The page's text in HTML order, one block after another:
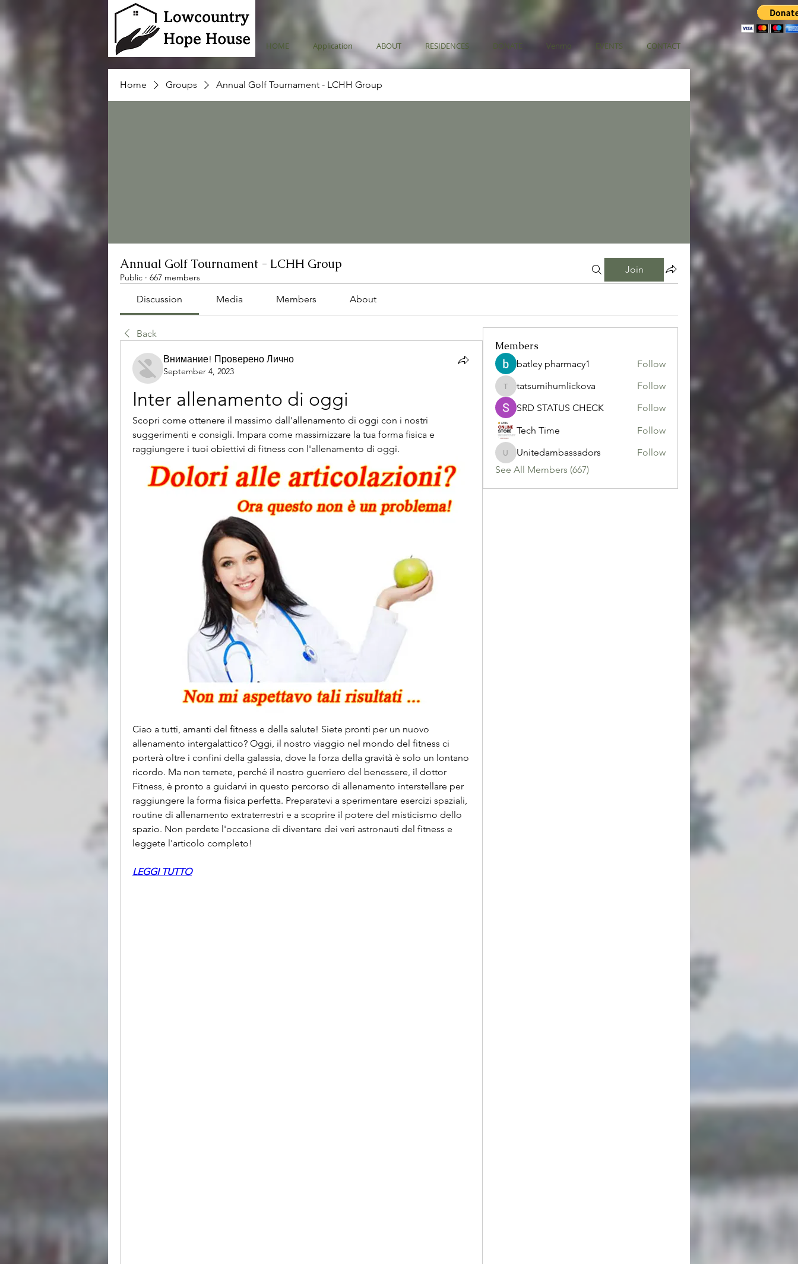
HOME Application ABOUT RESIDENCES DONATE Venmo EVENTS CONTACT
Home Groups Annual Golf Tournament - LCHH Group
Annual Golf Tournament - LCHH Group
Public · 667 members
Join
Discussion Media Members About
Back
Внимание! Проверено Лично
September 4, 2023
Inter allenamento di oggi
Scopri come ottenere il massimo dall'allenamento di oggi con i nostri
suggerimenti e consigli. Impara come massimizzare la tua forma fisica e
raggiungere i tuoi obiettivi di fitness con l'allenamento di oggi.
Ciao a tutti, amanti del fitness e della salute! Siete pronti per un nuovo
allenamento intergalattico? Oggi, il nostro viaggio nel mondo del fitness ci
porterà oltre i confini della galassia, dove la forza della gravità è solo un lontano
ricordo. Ma non temete, perché il nostro guerriero del benessere, il dottor
Fitness, è pronto a guidarvi in questo percorso di allenamento interstellare per
raggiungere la forma fisica perfetta. Preparatevi a sperimentare esercizi spaziali,
routine di allenamento extraterrestri e a scoprire il potere del misticismo dello
spazio. Non perdete l'occasione di diventare dei veri astronauti del fitness e
leggete l'articolo completo!
LEGGI TUTTO
Members
batley pharmacy1 Follow
tatsumihumlickova
tatsumihumlickova
Follow
SRD STATUS CHECK
Follow
Tech Time
Follow
Unitedambassadors
Unitedambassadors
Follow
See All Members (667)